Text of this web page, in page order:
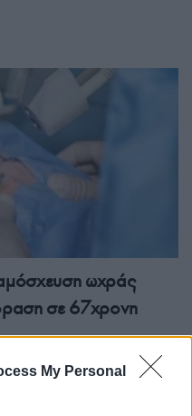
My Personal
ωχράς
σε 67χρονη